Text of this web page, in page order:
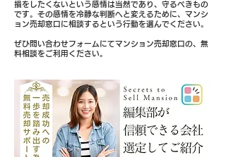
損をしたくないという感情は当然であり、守るべきもの
です。その感情を冷静な判断へと変えるために、マンシ
ョン売却窓口に相談するという行動を選んでください。
ぜひ問い合わせフォームにてマンション売却窓口の、無
料相談をご利用ください。